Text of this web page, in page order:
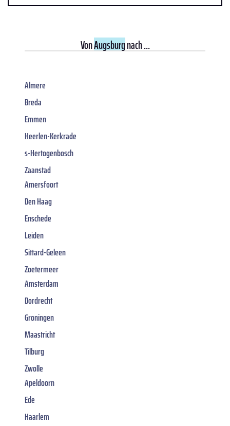
VonAugsburgnach ...
Almere
Breda
Emmen
Heerlen-Kerkrade
s-Hertogenbosch
Zaanstad
Amersfoort
Den Haag
Enschede
Leiden
Sittard-Geleen
Zoetermeer
Amsterdam
Dordrecht
Groningen
Maastricht
Tilburg
Zwolle
Apeldoorn
Ede
Haarlem